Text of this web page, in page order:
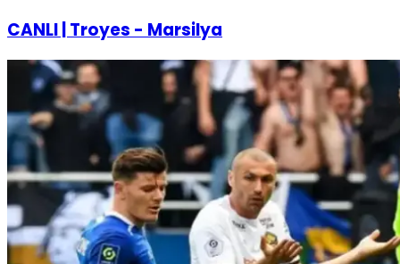
CANLI | Troyes - Marsilya